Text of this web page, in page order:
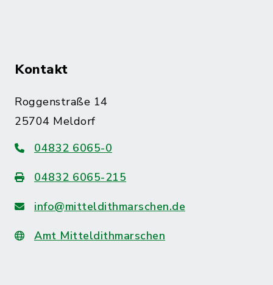
Kontakt
Roggenstraße 14
25704 Meldorf
04832 6065-0
04832 6065-215
info@mitteldithmarschen.de
Amt Mitteldithmarschen